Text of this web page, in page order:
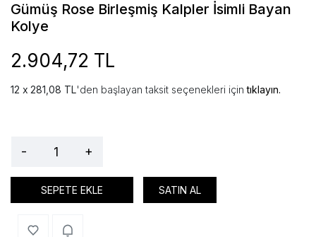
Gümüş Rose Birleşmiş Kalpler İsimli Bayan
Kolye
2.904,72 TL
281,08 TL'den başlayan taksit seçenekleri içintıklayın.
- +
SEPETE EKLE SATIN AL